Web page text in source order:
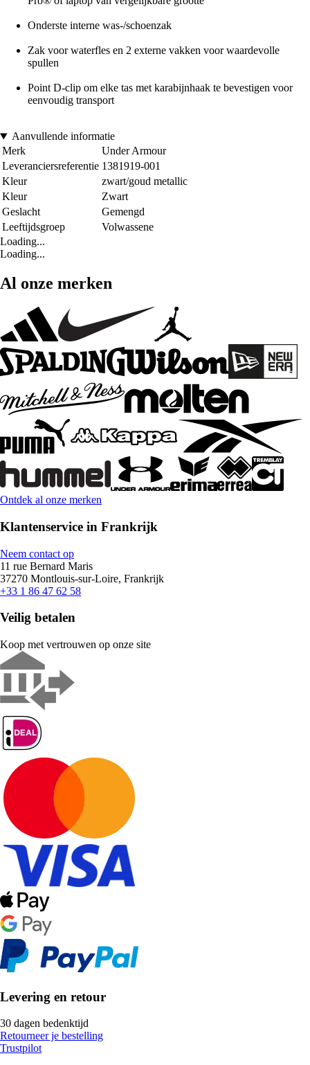
Onderste interne was-/schoenzak
Zak voor waterfles en 2 externe vakken voor waardevolle
spullen
Point D-clip om elke tas met karabijnhaak te bevestigen voor
eenvoudig transport
Aanvullende informatie
Merk
Under Armour
Leveranciersreferentie 1381919-001
Kleur
zwart/goud metallic
Kleur
Zwart
Geslacht
Gemengd
Leeftijdsgroep
Volwassene
Loading...
Loading...
Al onze merken
Ontdek al onze merken
Klantenservice in Frankrijk
Neem contact op
11 rue Bernard Maris
37270 Montlouis-sur-Loire, Frankrijk
+33 1 86 47 62 58
Veilig betalen
Koop met vertrouwen op onze site
Levering en retour
30 dagen bedenktijd
Retourneer je bestelling
Trustpilot